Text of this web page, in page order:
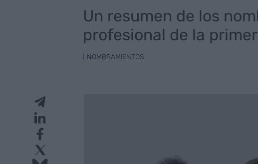
Un resumen de los
profesional de la
NOMBRAMIENTOS